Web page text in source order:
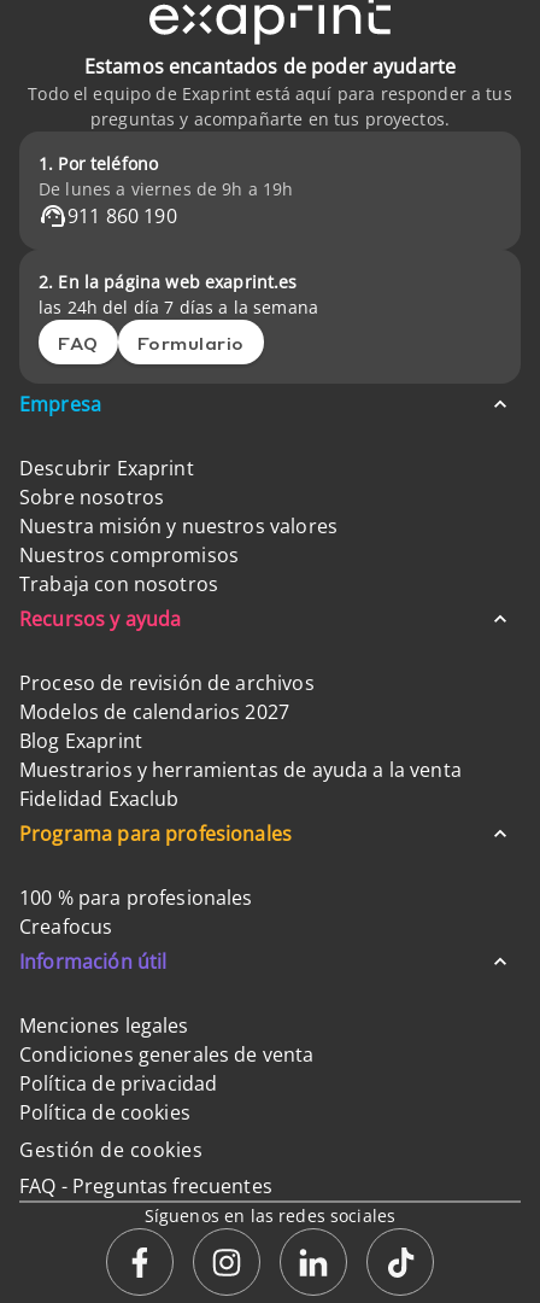
Estamos encantados de poder ayudarte
Todo el equipo de Exaprint está aquí para responder a tus
preguntas y acompañarte en tus proyectos.
1. Por teléfono
De lunes a viernes de 9h a 19h
911 860 190
2. En la página web exaprint.es
las 24h del día 7 días a la semana
FAQ Formulario
Empresa
Descubrir Exaprint
Sobre nosotros
Nuestra misión y nuestros valores
Nuestros compromisos
Trabaja con nosotros
Recursos y ayuda
Proceso de revisión de archivos
Modelos de calendarios 2027
Blog Exaprint
Muestrarios y herramientas de ayuda a la venta
Fidelidad Exaclub
Programa para profesionales
100 % para profesionales
Creafocus
Información útil
Menciones legales
Condiciones generales de venta
Política de privacidad
Política de cookies
Gestión de cookies
FAQ - Preguntas frecuentes
Síguenos en las redes sociales